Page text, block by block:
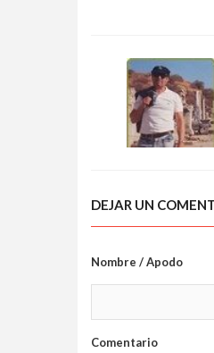
DEJAR UN
Nombre / Apodo
Comentario